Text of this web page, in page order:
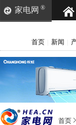
家电网 ®
首页 新闻
首页